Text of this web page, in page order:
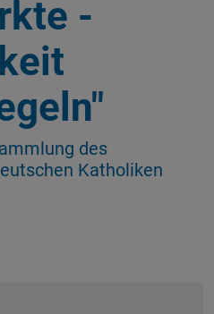
-
des
Katholiken